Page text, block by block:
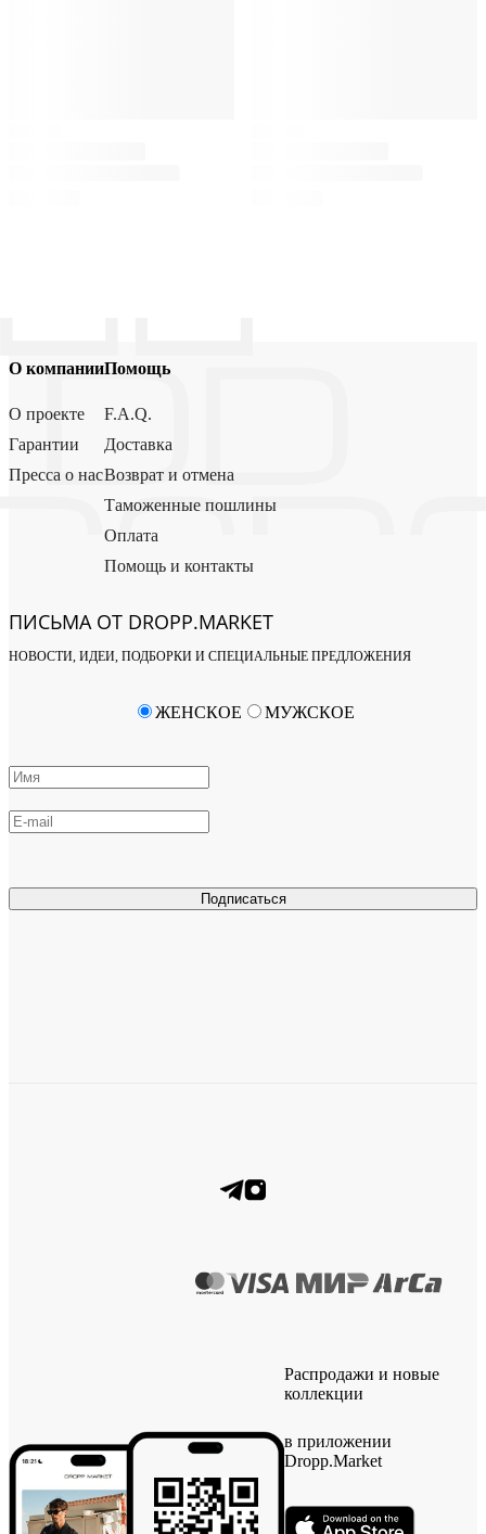
О компании
О проекте
Гарантии
Пресса о нас
Помощь
F.A.Q.
Доставка
Возврат и отмена
Таможенные пошлины
Оплата
Помощь и контакты
ПИСЬМА ОТ DROPP.MARKET
НОВОСТИ, ИДЕИ, ПОДБОРКИ И СПЕЦИАЛЬНЫЕ ПРЕДЛОЖЕНИЯ
Подписаться
ЖЕНСКОЕ МУЖСКОЕ
Распродажи и новые
коллекции
в приложении
Dropp.Market